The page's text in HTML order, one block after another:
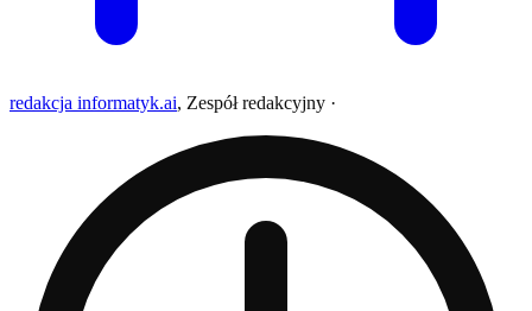
redakcja informatyk.ai, Zespół redakcyjny ·